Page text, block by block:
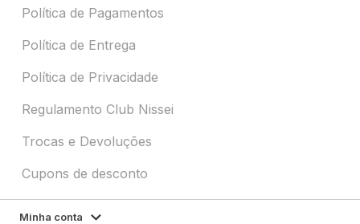
Política de Pagamentos
Política de Entrega
Política de Privacidade
Regulamento Club Nissei
Trocas e Devoluções
Cupons de desconto
Minha conta